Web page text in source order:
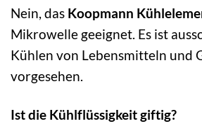
Nein, das Koopmann
Mikrowelle geeignet. Es ist
Kühlen von Lebensmitteln und
vorgesehen.
Ist die Kühlflüssigkeit giftig?